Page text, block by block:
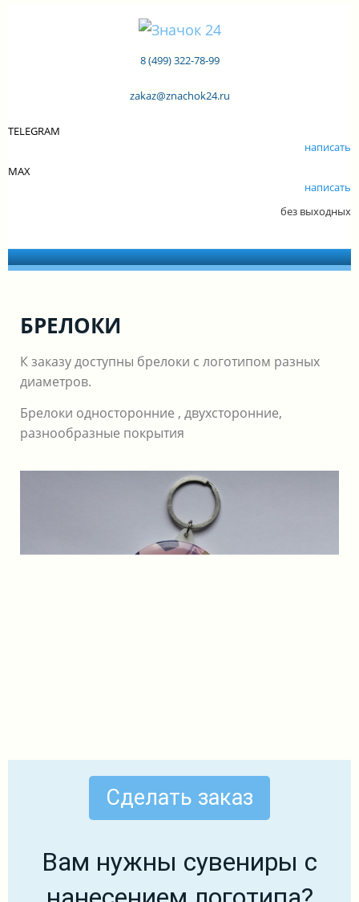
8 (499) 322-78-99
zakaz@znachok24.ru
TELEGRAM
написать
MAX
написать
без выходных
БРЕЛОКИ
К заказу доступны брелоки с логотипом разных
диаметров.
Брелоки односторонние , двухсторонние,
разнообразные покрытия
Сделать заказ
Вам нужны сувениры с